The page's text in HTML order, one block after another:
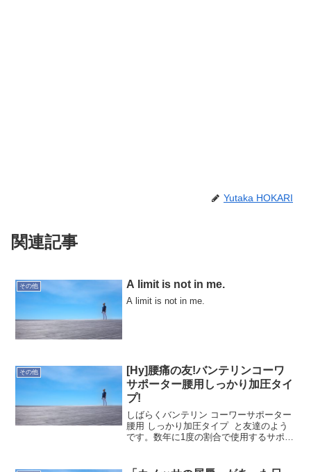
Yutaka HOKARI
関連記事
その他 A limit is not in me.
A limit is not in me.
その他
[Hy]腰痛の友!バンテリンコーワ
サポーター腰用しっかり加圧タイ
プ!
しばらくバンテリン コーワーサポーター
腰用 しっかり加圧タイプ と友達のよう
です。数年に1度の割合で使用するサポー